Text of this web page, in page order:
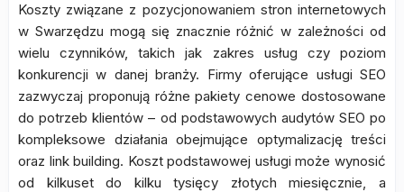
Koszty związane z pozycjonowaniem stron internetowych
w Swarzędzu mogą się znacznie różnić w zależności od
wielu czynników, takich jak zakres usług czy poziom
konkurencji w danej branży. Firmy oferujące usługi SEO
zazwyczaj proponują różne pakiety cenowe dostosowane
do potrzeb klientów – od podstawowych audytów SEO po
kompleksowe działania obejmujące optymalizację treści
oraz link building. Koszt podstawowej usługi może wynosić
od kilkuset do kilku tysięcy złotych miesięcznie, a